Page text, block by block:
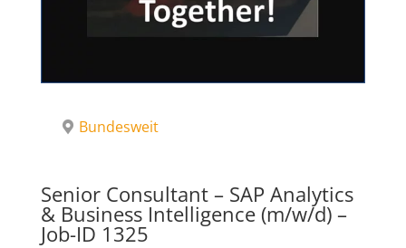
Bundesweit
Senior Consultant – SAP Analytics
& Business Intelligence (m/w/d) –
Job-ID 1325